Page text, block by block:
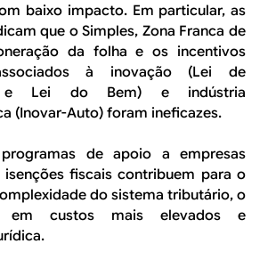
baixo impacto. Em particular, as
que o Simples, Zona Franca de
da folha e os incentivos
à inovação (Lei de
e Lei do Bem) e indústria
(Inovar-Auto) foram ineficazes.
de apoio a empresas
isenções fiscais contribuem para o
do sistema tributário, o
em custos mais elevados e